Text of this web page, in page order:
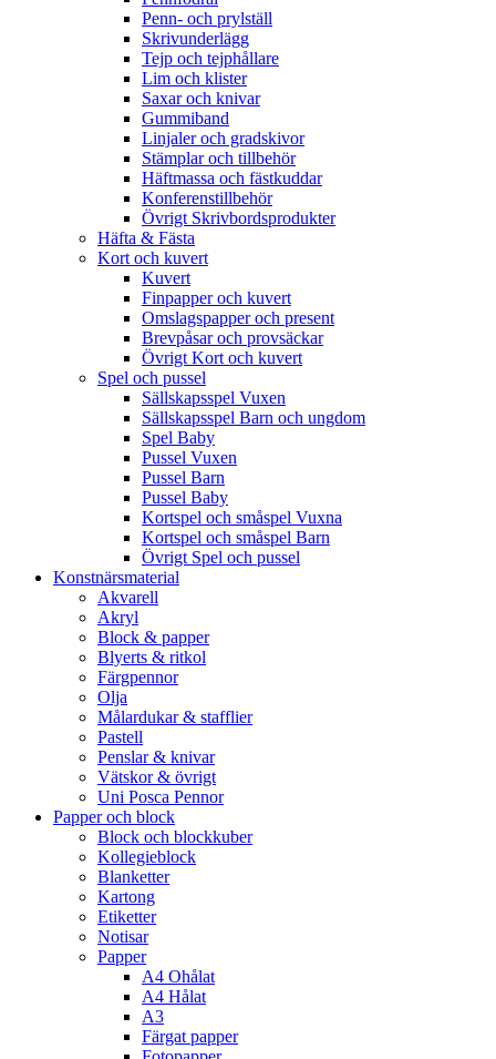
Penn- och prylställ
Skrivunderlägg
Tejp och tejphållare
Lim och klister
Saxar och knivar
Gummiband
Linjaler och gradskivor
Stämplar och tillbehör
Häftmassa och fästkuddar
Konferenstillbehör
Övrigt Skrivbordsprodukter
Häfta & Fästa
Kort och kuvert
Kuvert
Finpapper och kuvert
Omslagspapper och present
Brevpåsar och provsäckar
Övrigt Kort och kuvert
Spel och pussel
Sällskapsspel Vuxen
Sällskapsspel Barn och ungdom
Spel Baby
Pussel Vuxen
Pussel Barn
Pussel Baby
Kortspel och småspel Vuxna
Kortspel och småspel Barn
Övrigt Spel och pussel
Konstnärsmaterial
Akvarell
Akryl
Block & papper
Blyerts & ritkol
Färgpennor
Olja
Målardukar & stafflier
Pastell
Penslar & knivar
Vätskor & övrigt
Uni Posca Pennor
Papper och block
Block och blockkuber
Kollegieblock
Blanketter
Kartong
Etiketter
Notisar
Papper
A4 Ohålat
A4 Hålat
A3
Färgat papper